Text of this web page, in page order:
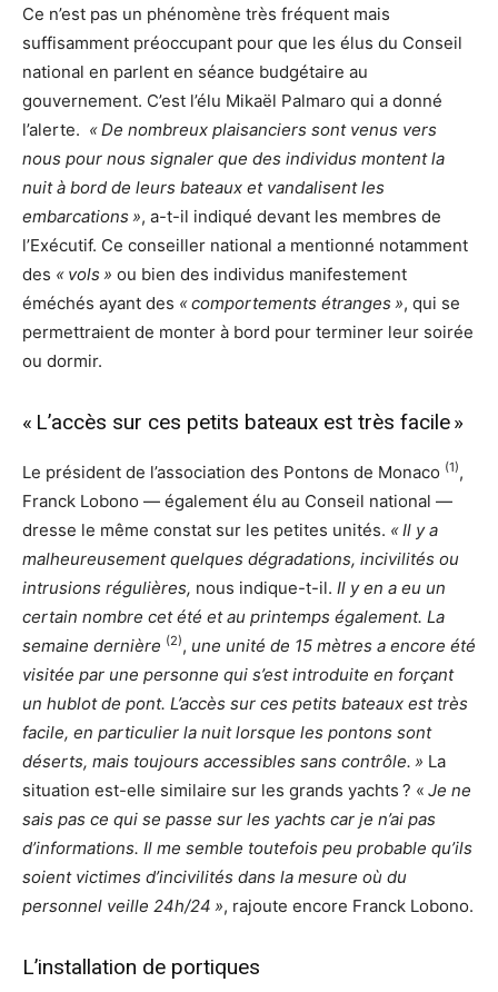
Ce n’est pas un phénomène très fréquent mais
suffisamment préoccupant pour que les élus du Conseil
national en parlent en séance budgétaire au
gouvernement. C’est l’élu Mikaël Palmaro qui a donné
l’alerte. « De nombreux plaisanciers sont venus vers
nous pour nous signaler que des individus montent la
nuit à bord de leurs bateaux et vandalisent les
embarcations », a-t-il indiqué devant les membres de
l’Exécutif. Ce conseiller national a mentionné notamment
des « vols » ou bien des individus manifestement
éméchés ayant des « comportements étranges », qui se
permettraient de monter à bord pour terminer leur soirée
ou dormir.
« L’accès sur ces petits bateaux est très facile »
Le président de l’association des Pontons de Monaco (1),
Franck Lobono — également élu au Conseil national —
dresse le même constat sur les petites unités. « Il y a
malheureusement quelques dégradations, incivilités ou
intrusions régulières, nous indique-t-il. Il y en a eu un
certain nombre cet été et au printemps également. La
semaine dernière (2), une unité de 15 mètres a encore été
visitée par une personne qui s’est introduite en forçant
un hublot de pont. L’accès sur ces petits bateaux est très
facile, en particulier la nuit lorsque les pontons sont
déserts, mais toujours accessibles sans contrôle. » La
situation est-elle similaire sur les grands yachts ? « Je ne
sais pas ce qui se passe sur les yachts car je n’ai pas
d’informations. Il me semble toutefois peu probable qu’ils
soient victimes d’incivilités dans la mesure où du
personnel veille 24h/24 », rajoute encore Franck Lobono.
L’installation de portiques